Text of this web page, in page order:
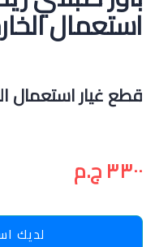
استعمال
قطع غيار استعمال
٣٣٠٠ ج.م
لديك